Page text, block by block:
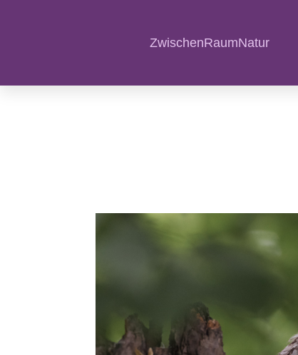
ZwischenRaumNatur
Waldkauz